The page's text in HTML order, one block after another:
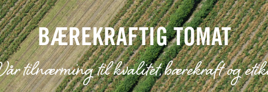
BÆREKRAFTIG TOMAT
tilnærming til kvalitet, bærekraft og